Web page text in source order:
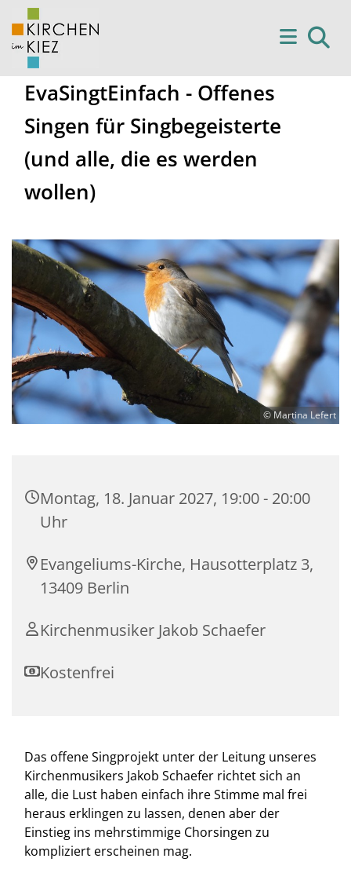
EvaSingtEinfach - Offenes
Singen für Singbegeisterte
(und alle, die es werden
wollen)
© Martina Lefert
Montag, 18. Januar 2027, 19:00 - 20:00
Uhr
Evangeliums-Kirche, Hausotterplatz 3,
13409 Berlin
Kirchenmusiker Jakob Schaefer
Kostenfrei
Das offene Singprojekt unter der Leitung unseres
Kirchenmusikers Jakob Schaefer richtet sich an
alle, die Lust haben einfach ihre Stimme mal frei
heraus erklingen zu lassen, denen aber der
Einstieg ins mehrstimmige Chorsingen zu
kompliziert erscheinen mag.